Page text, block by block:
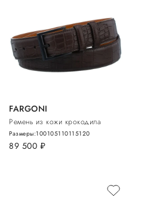
FARGONI
Ремень из кожи крокодила
89 500 руб.
Размеры:100105110115120